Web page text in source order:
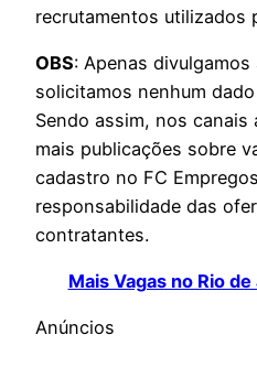
recrutamentos utilizados
OBS: Apenas
solicitamos nenhum
Sendo assim, nos
mais publicações sobre
cadastro no FC
responsabilidade das
contratantes.
Mais Vagas no Rio
Anúncios